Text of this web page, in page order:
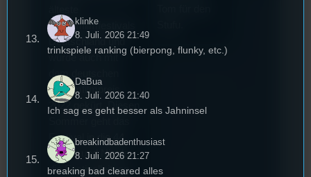
Stummfilmfestivals
Deutschland und
wurde auch mit
dem deutschen
Stummfilmpreis
2022 gekürt. Diesen
Festival in die 44.
Runde und Nicole,
die Festivalleitung,
klinke
8. Juli. 2026 21:49
trinkspiele ranking (bierpong, flunky, etc.)
DaBua
8. Juli. 2026 21:40
Ich sag es geht besser als Jahninsel
breakindbadenthusiast
8. Juli. 2026 21:27
breaking bad cleared alles